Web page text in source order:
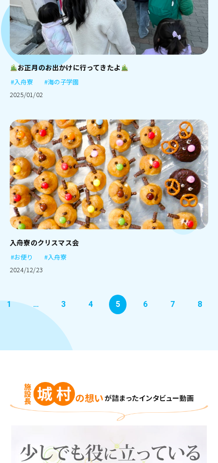
お正月のお出かけに行ってきたよ
#入舟寮
#海の子学園
2025/01/02
入舟寮のクリスマス会
#お便り
#入舟寮
2024/12/23
1 … 3 4 5 6 7 8